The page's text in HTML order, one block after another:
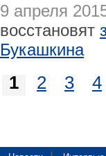
9 апреля
восстановят
Букашкина
1 2 3 4